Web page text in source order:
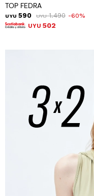
TOP FEDRA
UYU 590 UYU 1.490 60
UYU 502